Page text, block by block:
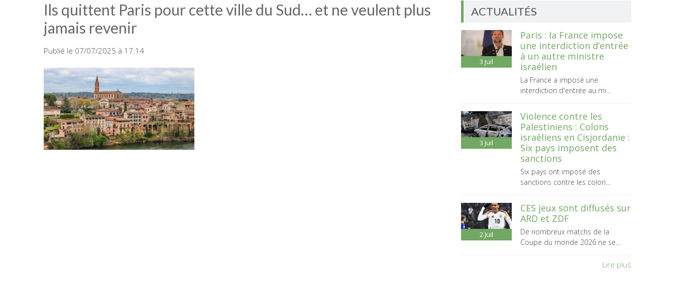
Ils quittent Paris pour cette ville du Sud… et ne veulent plus
jamais revenir
Publié le 07/07/2025 à 17:14
ACTUALITÉS
3 Juil
Paris : la France impose
une interdiction d’entrée
à un autre ministre
israélien
La France a imposé une
interdiction d'entrée au mi...
3 Juil
Violence contre les
Palestiniens : Colons
israéliens en Cisjordanie :
Six pays imposent des
sanctions
Six pays ont imposé des
sanctions contre les colon...
2 Juil
CES jeux sont diffusés sur
ARD et ZDF
De nombreux matchs de la
Coupe du monde 2026 ne se...
Lire plus